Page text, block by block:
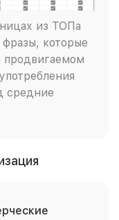
из ТОПа
которые
продвигаемом
средние